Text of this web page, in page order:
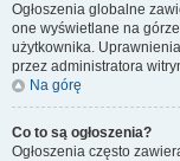
Ogłoszenia globalne
one wyświetlane na
użytkownika.
przez administratora
Na górę
Co to są ogłoszenia?
Ogłoszenia często